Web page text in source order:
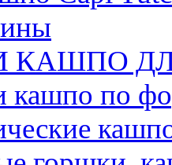
КАШПО
кашпо по